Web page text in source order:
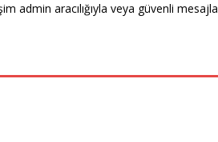
admin aracılığıyla veya güvenli mesajla